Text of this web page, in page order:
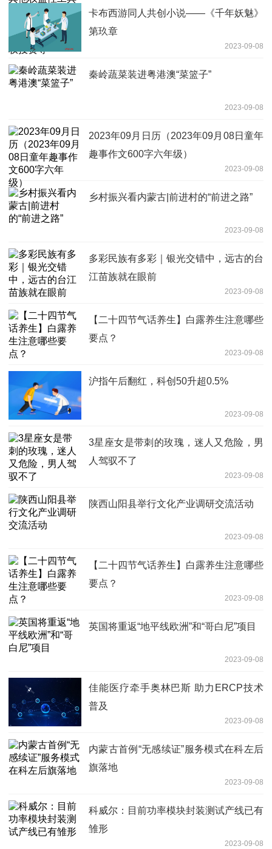
债权投资等
卡布西游同人共创小说——《千年妖魅》
第玖章
2023-09-08
秦岭蔬菜装进粤港澳“菜篮子”
2023-09-08
2023年09月日历（2023年09月08日童年
趣事作文600字六年级）
2023-09-08
乡村振兴看内蒙古|前进村的“前进之路”
2023-09-08
多彩民族有多彩｜银光交错中，远古的台
江苗族就在眼前
2023-09-08
【二十四节气话养生】白露养生注意哪些
要点？
2023-09-08
沪指午后翻红，科创50升超0.5%
2023-09-08
3星座女是带刺的玫瑰，迷人又危险，男
人驾驭不了
2023-09-08
陕西山阳县举行文化产业调研交流活动
2023-09-08
【二十四节气话养生】白露养生注意哪些
要点？
2023-09-08
英国将重返“地平线欧洲”和“哥白尼”项目
2023-09-08
佳能医疗牵手奥林巴斯 助力ERCP技术
普及
2023-09-08
内蒙古首例“无感续证”服务模式在科左后
旗落地
2023-09-08
科威尔：目前功率模块封装测试产线已有
雏形
2023-09-08